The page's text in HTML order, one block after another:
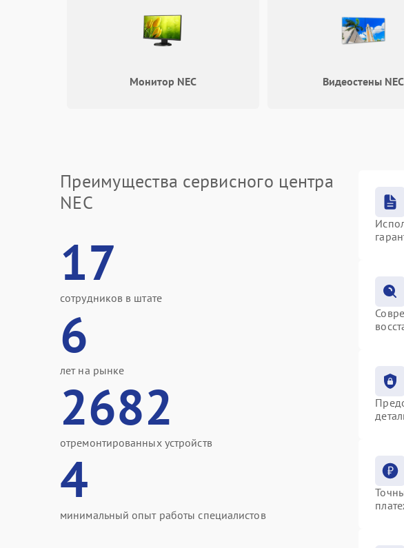
коррекция
Монитор NEC Видеостены NEC
Преимущества сервисного центра
NEC
17
сотрудников в штате
6
лет на рынке
2682
отремонтированных устройств
4
минимальный опыт работы специалистов